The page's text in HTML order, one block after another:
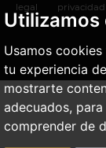
Utilizamos
Usamos
tu experiencia
mostrarte
adecuados,
comprender de
legal
privacidad